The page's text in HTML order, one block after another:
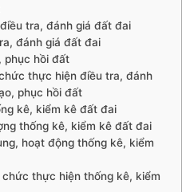
tra, đánh giá đất đai
đánh giá đất đai
phục hồi đất
thực hiện điều tra, đánh
phục hồi đất
kê, kiểm kê đất đai
thống kê, kiểm kê đất đai
hoạt động thống kê, kiểm
thực hiện thống kê, kiểm